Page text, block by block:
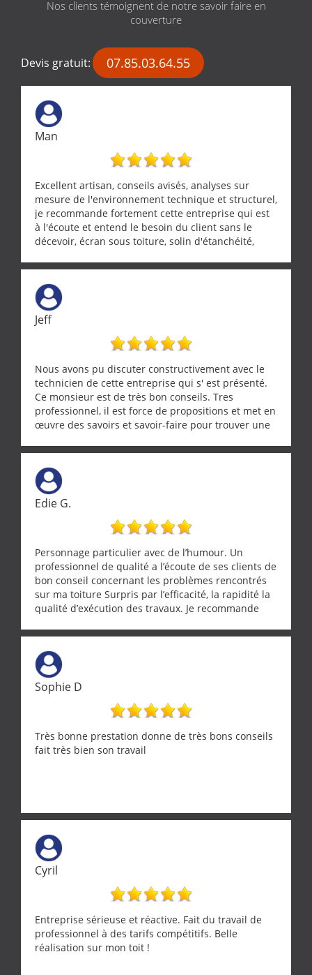
Nos clients témoignent de notre savoir faire en
couverture
Devis gratuit: 07.85.03.64.55
Man
Excellent artisan, conseils avisés, analyses sur
mesure de l'environnement technique et structurel,
je recommande fortement cette entreprise qui est
à l'écoute et entend le besoin du client sans le
décevoir, écran sous toiture, solin d'étanchéité,
récupérateur d'eau, tout a été parfaitement mis en
œuvre sans besoin d'y revenir. confiance assurée.
Jeff
Nous avons pu discuter constructivement avec le
technicien de cette entreprise qui s' est présenté.
Ce monsieur est de très bon conseils. Tres
professionnel, il est force de propositions et met en
œuvre des savoirs et savoir-faire pour trouver une
demande de l écoute et de la considération, ce qui
ne se trouve que chez les pationnés de leur métier.
Merci a ce monsieur pour sa disponibilité
Edie G.
Personnage particulier avec de l’humour. Un
professionnel de qualité a l’écoute de ses clients de
bon conseil concernant les problèmes rencontrés
sur ma toiture Surpris par l’efficacité, la rapidité la
qualité d’exécution des travaux. Je recommande
Sophie D
Très bonne prestation donne de très bons conseils
fait très bien son travail
Cyril
Entreprise sérieuse et réactive. Fait du travail de
professionnel à des tarifs compétitifs. Belle
réalisation sur mon toit !